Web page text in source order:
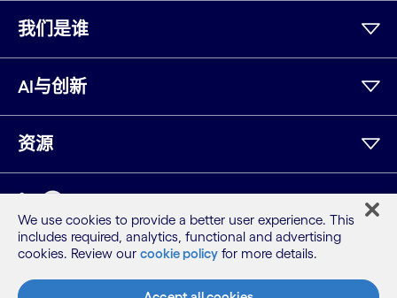
我们是谁
AI与创新
资源
领英
网站地图
条款
隐私保密声明
We use cookies to provide a better user experience. This
includes required, analytics, functional and advertising
cookies. Review our cookie policy for more details.